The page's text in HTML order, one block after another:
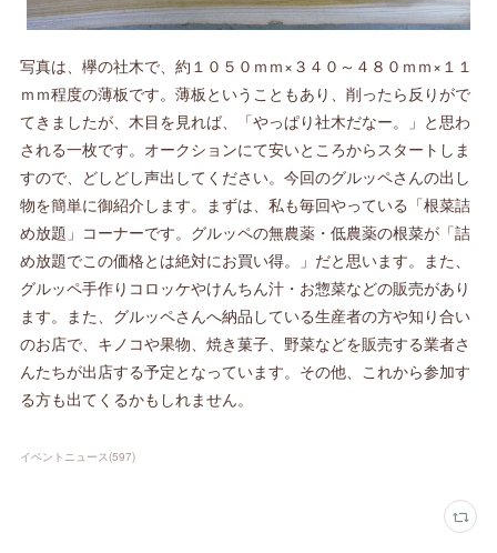
写真は、欅の社木で、約１０５０ｍｍ×３４０～４８０ｍｍ×１１
ｍｍ程度の薄板です。薄板ということもあり、削ったら反りがで
てきましたが、木目を見れば、「やっぱり社木だなー。」と思わ
される一枚です。オークションにて安いところからスタートしま
すので、どしどし声出してください。今回のグルッペさんの出し
物を簡単に御紹介します。まずは、私も毎回やっている「根菜詰
め放題」コーナーです。グルッペの無農薬・低農薬の根菜が「詰
め放題でこの価格とは絶対にお買い得。」だと思います。また、
グルッペ手作りコロッケやけんちん汁・お惣菜などの販売があり
ます。また、グルッペさんへ納品している生産者の方や知り合い
のお店で、キノコや果物、焼き菓子、野菜などを販売する業者さ
んたちが出店する予定となっています。その他、これから参加す
る方も出てくるかもしれません。
イベントニュース(597)